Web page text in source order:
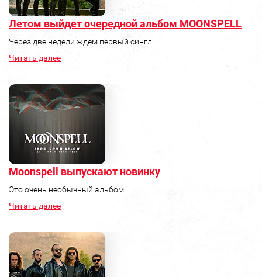
Летом выйдет очередной альбом MOONSPELL
Через две недели ждем первый сингл.
Читать далее
Moonspell выпускают новинку
Это очень необычный альбом.
Читать далее